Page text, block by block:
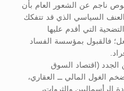
ناجم عن الشعور العام بأن
السياسي الذي قد تتفكك
التي أقدم عليها
فالقبول بمؤسسة الفساد
الجدد (اقتصاد السوق
الغول المالي ــ العقاري،
والثروات،